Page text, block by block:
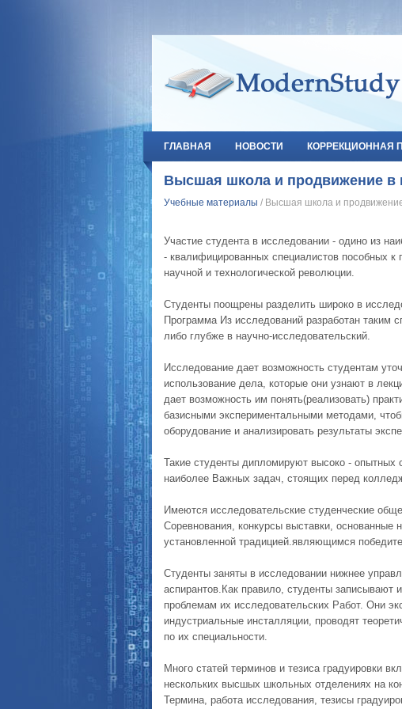
ГЛАВНАЯ НОВОСТИ КОРРЕКЦИОННАЯ
Высшая школа и продвижение в
Учебные материалы / Высшая школа и
Участие студента в исследовании - одино из
- квалифицированных специалистов пособных
научной и технологической революции.
Студенты поощрены разделить широко в
Программа Из исследований разработан таким
либо глубже в научно-исследовательский.
Исследование дает возможность студентам
использование дела, которые они узнают в
дает возможность им понять(реализовать)
базисными экспериментальными методами,
оборудование и анализировать результаты
Такие студенты дипломируют высоко - опытных
наиболее Важных задач, стоящих перед
Имеются исследовательские студенческие
Соревнования, конкурсы выставки, основанные
установленной традицией.являющимся
Студенты заняты в исследовании нижнее
аспирантов.Как правило, студенты записывают
проблемам их исследовательских Работ. Они
индустриальные инсталляции, проводят
по их специальности.
Много статей терминов и тезиса градуировки
нескольких высшых школьных отделениях на
Термина, работа исследования, тезисы